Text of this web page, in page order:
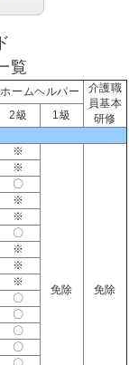
覧
ホームヘルパー
介護職
員基本
研修
2級
1級
※
免除 免除
※
〇
※
※
〇
※
※
※
〇
〇
〇
〇